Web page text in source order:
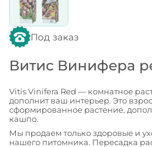
Под заказ
Витис Винифера
Vitis Vinifera Red — комнатное
дополнит ваш интерьер. Это
сформированное растение,
кашпо.
Мы продаем только здоровые и
нашего питомника. Пересадка